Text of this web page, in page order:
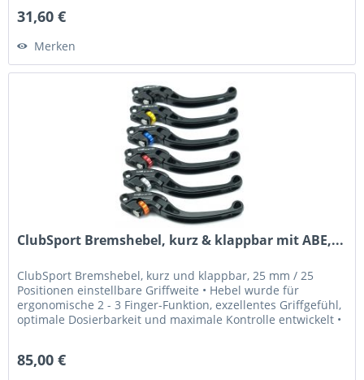
31,60 €
Merken
ClubSport Bremshebel, kurz & klappbar mit ABE,...
ClubSport Bremshebel, kurz und klappbar, 25 mm / 25
Positionen einstellbare Griffweite • Hebel wurde für
ergonomische 2 - 3 Finger-Funktion, exzellentes Griffgefühl,
optimale Dosierbarkeit und maximale Kontrolle entwickelt •
85,00 €